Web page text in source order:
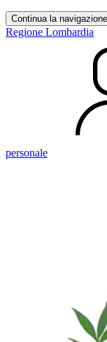
Continua la navigazione
Regione Lombardia
personale